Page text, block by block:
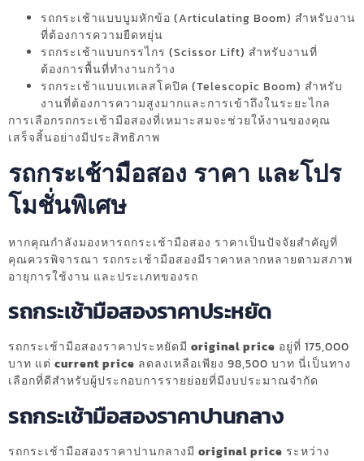
รถกระเช้าแบบบูมหักข้อ (Articulating Boom) สำหรับงาน
ที่ต้องการความยืดหยุ่น
รถกระเช้าแบบกรรไกร (Scissor Lift) สำหรับงานที่
ต้องการพื้นที่ทำงานกว้าง
รถกระเช้าแบบเทเลสโคปิค (Telescopic Boom) สำหรับ
งานที่ต้องการความสูงมากและการเข้าถึงในระยะไกล
การเลือกรถกระเช้ามือสองที่เหมาะสมจะช่วยให้งานของคุณ
เสร็จสิ้นอย่างมีประสิทธิภาพ
รถกระเช้ามือสอง ราคา และโปร
โมชั่นพิเศษ
หากคุณกำลังมองหารถกระเช้ามือสอง ราคาเป็นปัจจัยสำคัญที่
คุณควรพิจารณา รถกระเช้ามือสองมีราคาหลากหลายตามสภาพ
อายุการใช้งาน และประเภทของรถ
รถกระเช้ามือสองราคาประหยัด
รถกระเช้ามือสองราคาประหยัดมี original price อยู่ที่ 175,000
บาท แต่ current price ลดลงเหลือเพียง 98,500 บาท นี่เป็นทาง
เลือกที่ดีสำหรับผู้ประกอบการรายย่อยที่มีงบประมาณจำกัด
รถกระเช้ามือสองราคาปานกลาง
รถกระเช้ามือสองราคาปานกลางมี original price ระหว่าง